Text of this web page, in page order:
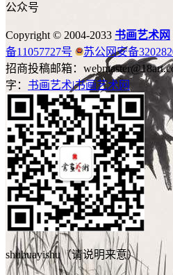
公众号
Copyright © 2004-2033 书画艺术网
备11057727号
苏公网安备
招商投稿邮箱：
字： 书画艺术|书画艺术网
shuhuayishu（请说明来意）